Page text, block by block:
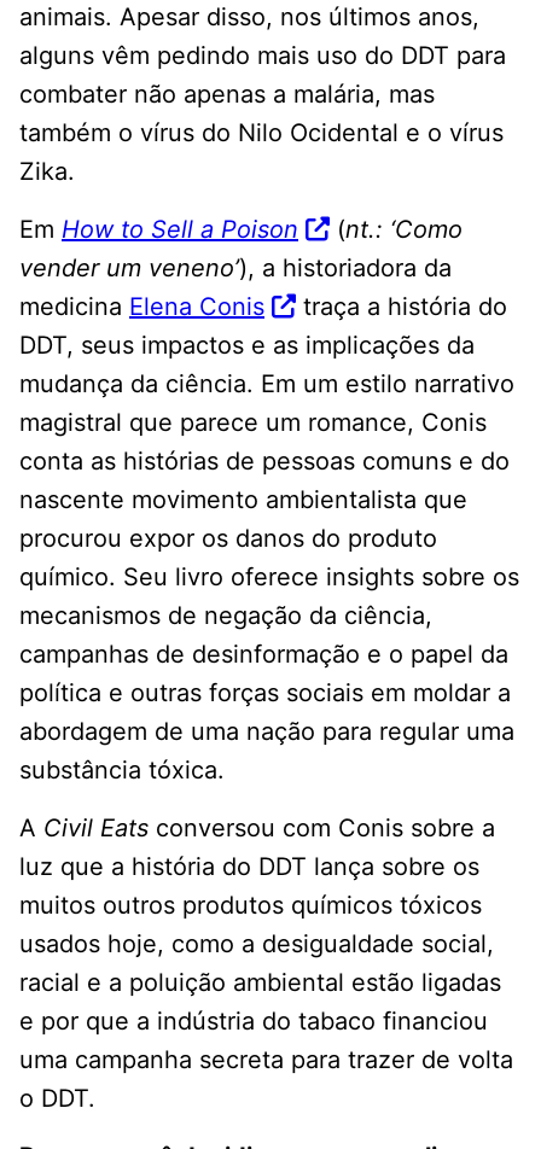
animais. Apesar disso, nos últimos anos,
alguns vêm pedindo mais uso do DDT para
combater não apenas a malária, mas
também o vírus do Nilo Ocidental e o vírus
Zika.
Em How to Sell a Poison (nt.: ‘Como
vender um veneno’), a historiadora da
medicina Elena Conis
traça a história do
DDT, seus impactos e as implicações da
mudança da ciência. Em um estilo narrativo
magistral que parece um romance, Conis
conta as histórias de pessoas comuns e do
nascente movimento ambientalista que
procurou expor os danos do produto
químico. Seu livro oferece insights sobre os
mecanismos de negação da ciência,
campanhas de desinformação e o papel da
política e outras forças sociais em moldar a
abordagem de uma nação para regular uma
substância tóxica.
A Civil Eats conversou com Conis sobre a
luz que a história do DDT lança sobre os
muitos outros produtos químicos tóxicos
usados ​​hoje, como a desigualdade social,
racial e a poluição ambiental estão ligadas
e por que a indústria do tabaco financiou
uma campanha secreta para trazer de volta
o DDT.